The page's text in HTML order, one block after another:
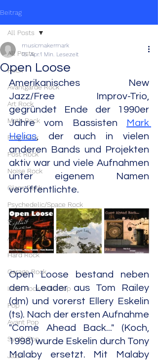
Beitrag
All Posts
Rock
Avantgarde Rock
Art Rock
Math Rock
Prog Rock
Post Rock
Noise Rock
Glam Rock
Psychedelic/Space Rock
Stoner Rock
Alternative Rock
Hard Rock
Garage Rock
Indie Rock/Indie Pop
Pop
Avant Pop
Synth Pop
Jazz
All Posts
Open Loose
musicmakermark
15. Apr.1 Min. Lesezeit
Amerikanisches New
Jazz/Free Improv-Trio,
gegründet Ende der 1990er
Jahre vom Bassisten
Mark
Helias, der auch in vielen
anderen Bands und Projekten
aktiv war und viele Aufnahmen
unter eigenem Namen
veröffentlichte.
Open Loose bestand neben
dem Leader aus Tom Railey
(dm) und vorerst Ellery Eskelin
(ts). Nach der ersten Aufnahme
"Come Ahead Back..." (Koch,
1998) wurde Eskelin durch Tony
Malaby ersetzt. Mit Malaby